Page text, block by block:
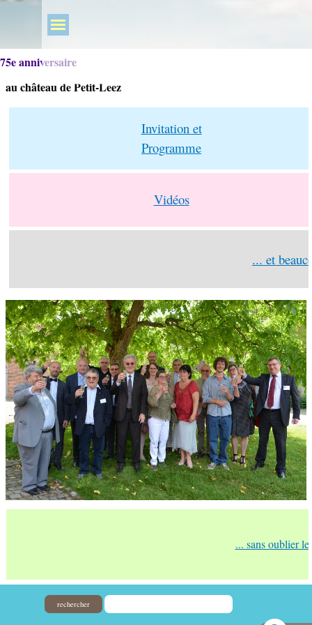
75e anniversaire
au château de Petit-Leez
Invitation et
Programme
Vidéos
... et
... sans oublier
rechercher